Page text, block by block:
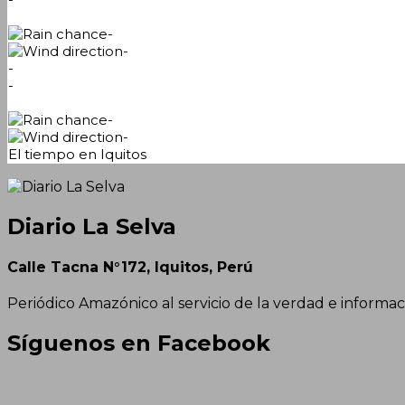
-
-
-
-
-
-
El tiempo en Iquitos
Diario La Selva
Calle Tacna N°172, Iquitos, Perú
Periódico Amazónico al servicio de la verdad e
Síguenos en Facebook